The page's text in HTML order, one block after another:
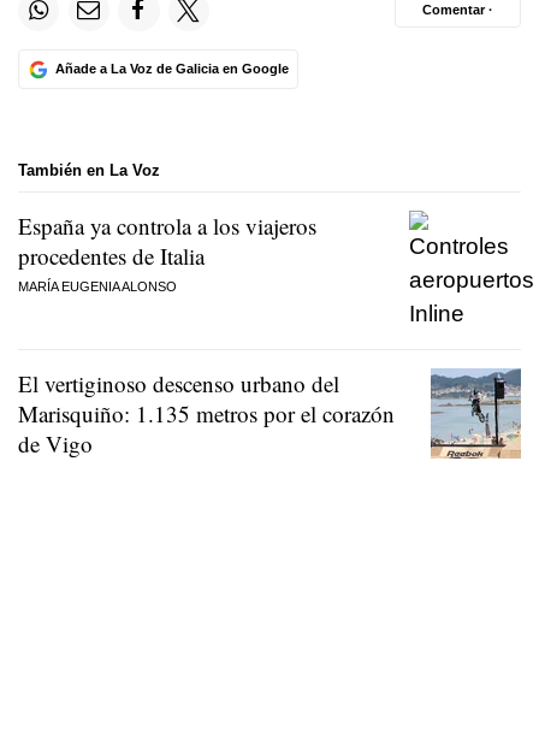
Añade a La Voz de Galicia en Google
Comentar ·
También en La Voz
España ya controla a los viajeros
procedentes de Italia
MARÍA EUGENIA ALONSO
El vertiginoso descenso urbano del
Marisquiño: 1.135 metros por el corazón
de Vigo